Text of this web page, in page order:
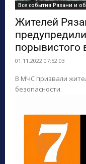
Все события Рязани и
Жителей
порывистого
01.11.2022 07:52:03
В МЧС призвали
безопасности.